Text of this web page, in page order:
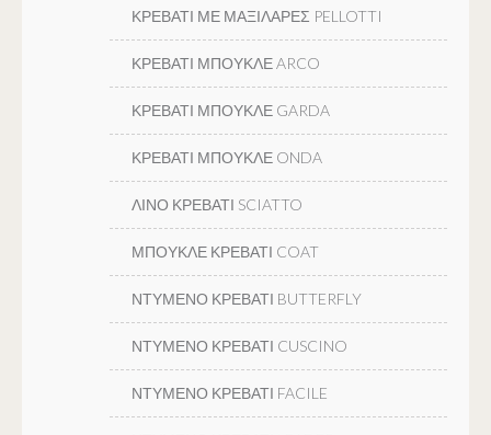
ΚΡΕΒΑΤΙ ΜΕ ΜΑΞΙΛΑΡΕΣ PELLOTTI
ΚΡΕΒΑΤΙ ΜΠΟΥΚΛΕ ARCO
ΚΡΕΒΑΤΙ ΜΠΟΥΚΛΕ GARDA
ΚΡΕΒΑΤΙ ΜΠΟΥΚΛΕ ONDA
ΛΙΝΟ ΚΡΕΒΑΤΙ SCIATTO
ΜΠΟΥΚΛΕ ΚΡΕΒΑΤΙ COAT
ΝΤΥΜΕΝΟ ΚΡΕΒΑΤΙ BUTTERFLY
ΝΤΥΜΕΝΟ ΚΡΕΒΑΤΙ CUSCINO
ΝΤΥΜΕΝΟ ΚΡΕΒΑΤΙ FACILE